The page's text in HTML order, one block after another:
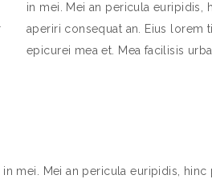
in mei. Mei an pericula euripidis,
aperiri consequat an. Eius lorem
epicurei mea et. Mea facilisis
mei. Mei an pericula euripidis, hinc